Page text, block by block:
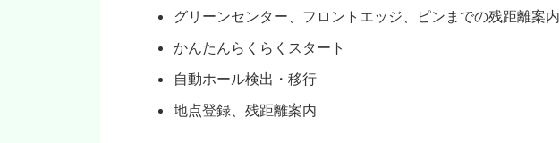
グリーンセンター、フロントエッジ、ピンまでの残距離案内
かんたんらくらくスタート
自動ホール検出・移行
地点登録、残距離案内